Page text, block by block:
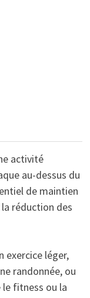
activité
au-dessus du
de maintien
réduction des
exercice léger,
randonnée, ou
fitness ou la